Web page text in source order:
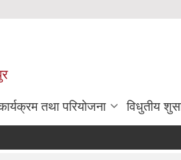
तथा परियोजना विधुतीय